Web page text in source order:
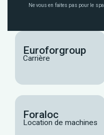
Ne vous en faites pas pour le
Euroforgroup
Carrière
Foraloc
Location de machines